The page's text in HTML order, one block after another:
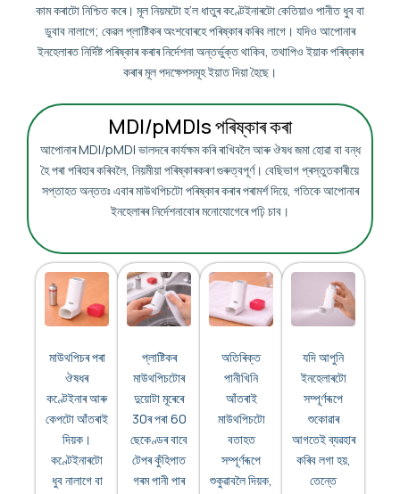
কাম কৰাটো নিশ্চিত কৰে। মূল নিয়মটো হ’ল ধাতুৰ কণ্টেইনাৰটো কেতিয়াও পানীত ধুব বা
ডুবাব নালাগে; কেৱল প্লাষ্টিকৰ অংশবোৰহে পৰিষ্কাৰ কৰিব লাগে। যদিও আপোনাৰ
ইনহেলাৰত নিৰ্দিষ্ট পৰিষ্কাৰ কৰাৰ নিৰ্দেশনা অন্তৰ্ভুক্ত থাকিব, তথাপিও ইয়াক পৰিষ্কাৰ
কৰাৰ মূল পদক্ষেপসমূহ ইয়াত দিয়া হৈছে।
MDI/pMDIs পৰিষ্কাৰ কৰা
আপোনাৰ MDI/pMDI ভালদৰে কাৰ্যক্ষম কৰি ৰাখিবলৈ আৰু ঔষধ জমা হোৱা বা বন্ধ
হৈ পৰা পৰিহাৰ কৰিবলৈ, নিয়মীয়া পৰিষ্কাৰকৰণ গুৰুত্বপূৰ্ণ। বেছিভাগ প্ৰস্তুতকাৰীয়ে
সপ্তাহত অন্ততঃ এবাৰ মাউথপিচটো পৰিষ্কাৰ কৰাৰ পৰামৰ্শ দিয়ে, গতিকে আপোনাৰ
ইনহেলাৰৰ নিৰ্দেশনাবোৰ মনোযোগেৰে পঢ়ি চাব।
মাউথপিচৰ পৰা
ঔষধৰ
কণ্টেইনাৰ আৰু
কেপটো আঁতৰাই
দিয়ক।
কণ্টেইনাৰটো
ধুব নালাগে বা
প্লাষ্টিকৰ
মাউথপিচটোৰ
দুয়োটা মূৰেৰে
30ৰ পৰা 60
ছেকেণ্ডৰ বাবে
টেপৰ কুঁহিপাত
গৰম পানী পাৰ
অতিৰিক্ত
পানীখিনি
আঁতৰাই
মাউথপিচটো
বতাহত
সম্পূৰ্ণৰূপে
শুকুৱাবলৈ দিয়ক,
যদি আপুনি
ইনহেলাৰটো
সম্পূৰ্ণৰূপে
শুকোৱাৰ
আগতেই ব্যৱহাৰ
কৰিব লগা হয়,
তেন্তে